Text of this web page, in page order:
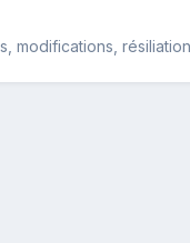
modifications,